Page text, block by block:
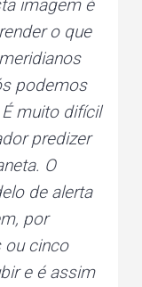
imagem é
o que
podemos
muito difícil
predizer
O
de alerta
por
ou cinco
e é assim